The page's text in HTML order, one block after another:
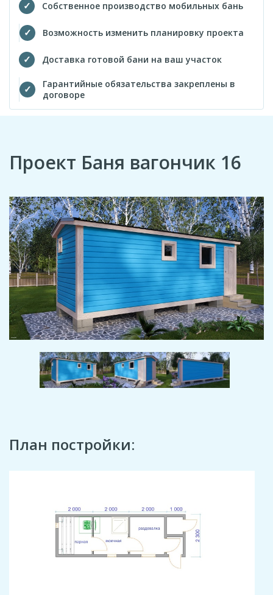
Собственное производство мобильных бань
Возможность изменить планировку проекта
Доставка готовой бани на ваш участок
Гарантийные обязательства закреплены в
договоре
Проект Баня вагончик 16
План постройки: